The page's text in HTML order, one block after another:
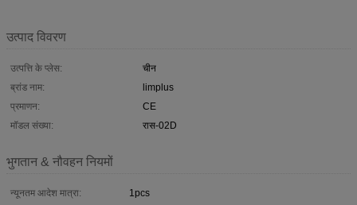
उत्पाद विवरण
उत्पत्ति के प्लेस:
चीन
ब्रांड नाम:
limplus
प्रमाणन:
CE
मॉडल संख्या:
रास-02D
भुगतान & नौवहन नियमों
न्यूनतम आदेश मात्रा:
1pcs